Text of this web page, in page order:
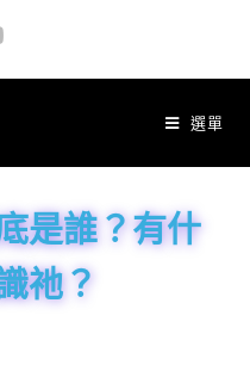
選單
是誰？有什
祂？